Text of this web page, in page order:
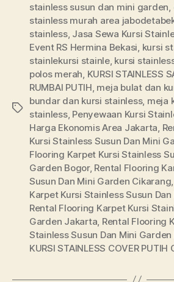
Tags
stainless susun dan mini garden,
stainless murah area
stainless, Jasa Sewa Kursi
Event RS Hermina Bekasi, kursi
stainlekursi stainle, kursi
polos merah, KURSI STAINLESS
RUMBAI PUTIH, meja bulat dan
bundar dan kursi stainless, meja
stainless, Penyewaan Kursi
Harga Ekonomis Area Jakarta,
Kursi Stainless Susun Dan Mini
Flooring Karpet Kursi Stainless
Garden Bogor, Rental Flooring
Susun Dan Mini Garden Cikarang,
Karpet Kursi Stainless Susun
Rental Flooring Karpet Kursi
Garden Jakarta, Rental Flooring
Stainless Susun Dan Mini
KURSI STAINLESS COVER